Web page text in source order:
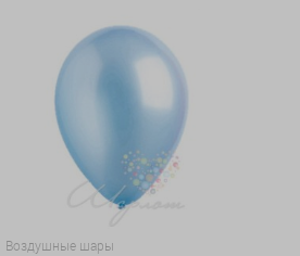
Воздушные шары